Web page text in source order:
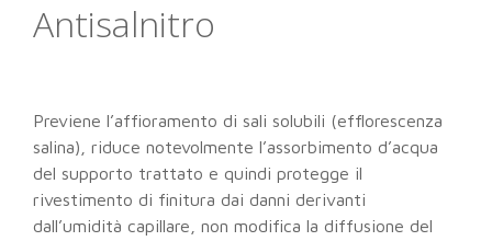
Antisalnitro
Previene l’affioramento di sali solubili (efflorescenza
salina), riduce notevolmente l’assorbimento d’acqua
del supporto trattato e quindi protegge il
rivestimento di finitura dai danni derivanti
dall’umidità capillare, non modifica la diffusione del